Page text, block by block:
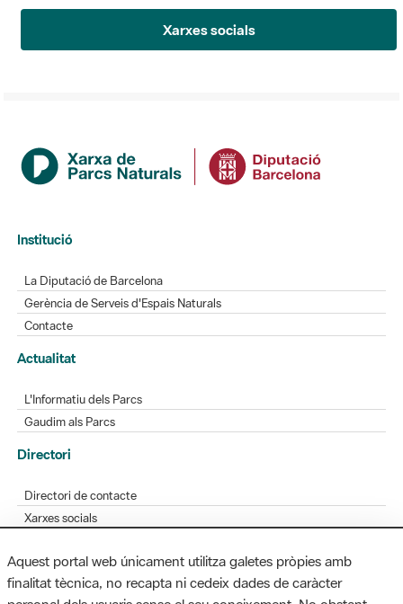
Xarxes socials
Institució
La Diputació de Barcelona
Gerència de Serveis d'Espais Naturals
Contacte
Actualitat
L'Informatiu dels Parcs
Gaudim als Parcs
Directori
Directori de contacte
Xarxes socials
Bústia de suggeriments
Opineu sobre els parcs
Aquest portal web únicament utilitza galetes pròpies amb
finalitat tècnica, no recapta ni cedeix dades de caràcter